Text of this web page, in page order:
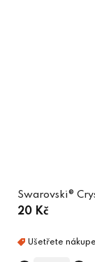
Swarovski®
20 Kč